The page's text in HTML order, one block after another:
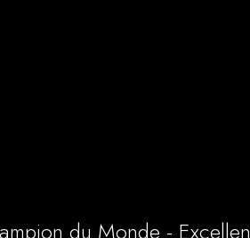
du Monde -